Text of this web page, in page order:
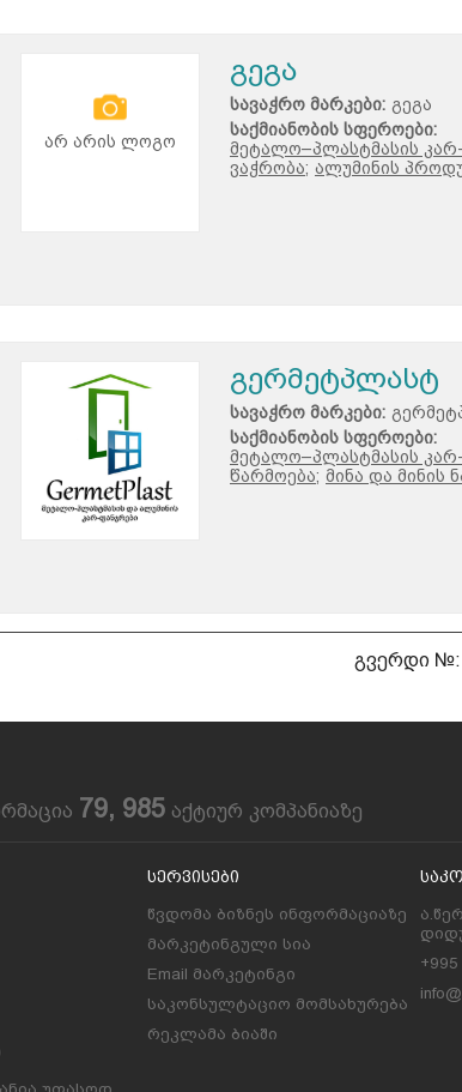
არ არის ლოგო
გეგა
სავაჭრო მარკები: გეგა
საქმიანობის სფეროები:
მეტალო–პლასტმასის
ვაჭრობა; ალუმინის
გერმეტპლასტ
სავაჭრო მარკები:
საქმიანობის სფეროები:
მეტალო–პლასტმასის
წარმოება; მინა და მინის
გვერდი №:
79, 985 აქტიურ კომპანიაზე
Სერვისები
წვდომა ბიზნეს ინფორმაციაზე
მარკეტინგული სია
Email მარკეტინგი
საკონსულტაციო მომსახურება
რეკლამა ბიაში